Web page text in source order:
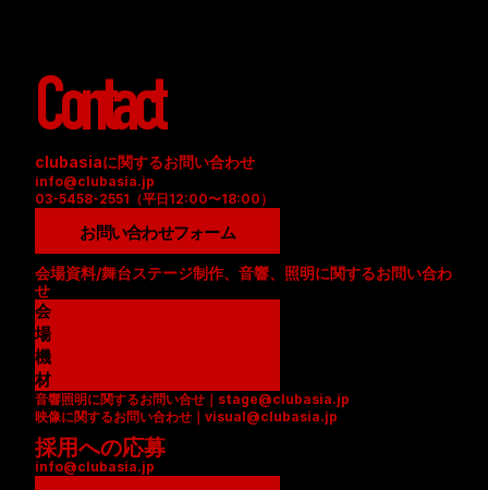
Contact
clubasiaに関するお問い合わせ
info@clubasia.jp
03-5458-2551（平日12:00〜18:00）
お問い合わせフォーム
会場資料/舞台ステージ制作、音響、照明に関するお問い合わ
せ
会
場
資
料
(
P
D
F
機
材
リ
ス
ト
(
音響照明に関するお問い合せ｜stage@clubasia.jp
映像に関するお問い合わせ｜visual@clubasia.jp
採用への応募
info@clubasia.jp